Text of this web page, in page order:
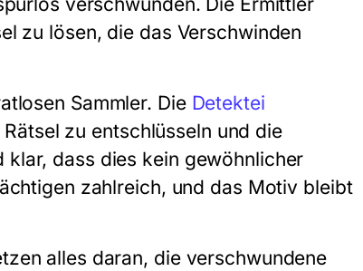
zu lösen, die das Verschwinden
Sammler. Die Detektei
zu entschlüsseln und die
dass dies kein gewöhnlicher
zahlreich, und das Motiv bleibt
alles daran, die verschwundene